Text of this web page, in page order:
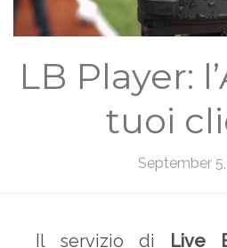
LB Player:
tuoi
September
Il servizio di Live